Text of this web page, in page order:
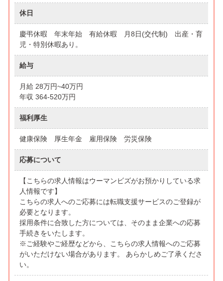
休日
慶弔休暇 年末年始 有給休暇 月8日(交代制) 出産・育
児・特別休暇あり。
給与
月給 28万円~40万円
年収 364-520万円
福利厚生
健康保険 厚生年金 雇用保険 労災保険
応募について
【こちらの求人情報はウーマンビズがお預かりしている求
人情報です】
こちらの求人へのご応募には転職支援サービスのご登録が
必要となります。
採用条件に合致した方については、そのまま企業への応募
手続きをいたします。
※ご経験やご経歴などから、こちらの求人情報へのご応募
がいただけない場合があります。 あらかしめご了承くださ
い。